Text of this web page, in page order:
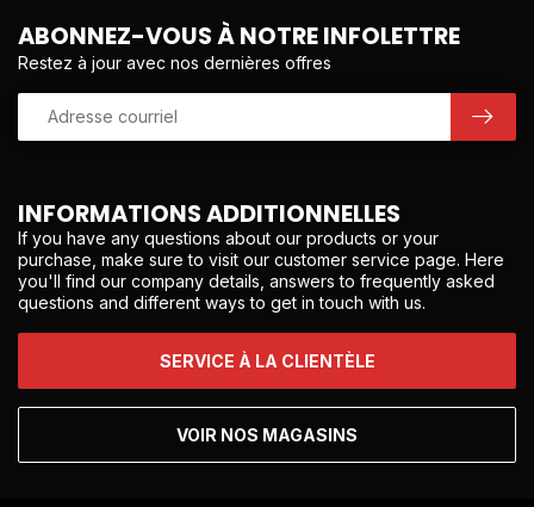
INFORMATIONS ADDITIONNELLES
If you have any questions about our products or your
purchase, make sure to visit our customer service page. Here
you'll find our company details, answers to frequently asked
questions and different ways to get in touch with us.
SERVICE À LA CLIENTÈLE
VOIR NOS MAGASINS
ABONNEZ-VOUS À NOTRE INFOLETTRE
Restez à jour avec nos dernières offres